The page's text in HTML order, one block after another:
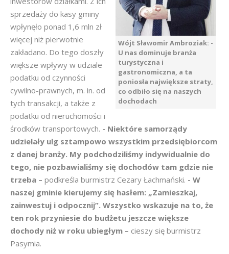
Wójt Sławomir Ambroziak: -
U nas dominuje branża
turystyczna i
gastronomiczna, a ta
poniosła największe straty,
co odbiło się na naszych
dochodach
sprzedaży do kasy gminy
wpłynęło ponad 1,6 mln zł
więcej niż pierwotnie
zakładano. Do tego doszły
większe wpływy w udziale
podatku od czynności
cywilno-prawnych, m. in. od
tych transakcji, a także z
podatku od nieruchomości i
środków transportowych. - Niektóre samorządy
udzielały ulg sztampowo wszystkim przedsiębiorcom
z danej branży. My podchodziliśmy indywidualnie do
tego, nie pozbawialiśmy się dochodów tam gdzie nie
trzeba – podkreśla burmistrz Cezary Łachmański. - W
naszej gminie kierujemy się hasłem: „Zamieszkaj,
zainwestuj i odpocznij”. Wszystko wskazuje na to, że
ten rok przyniesie do budżetu jeszcze większe
dochody niż w roku ubiegłym – cieszy się burmistrz
Pasymia.